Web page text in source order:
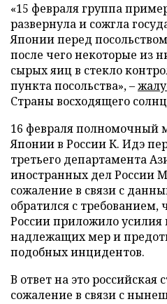
«15 февраля группа
развернула и сожгла
Японии перед
после чего некоторые из
сырых яиц в стекло
пункта посольства», –
Страны восходящего
16 февраля полномочный
Японии в России К. Идэ
третьего департамента
иностранных дел России
сожаление в связи с
обратился с требованием,
России приложило усилия
надлежащих мер и
подобных инцидентов.
В ответ на это российская
сожаление в связи с